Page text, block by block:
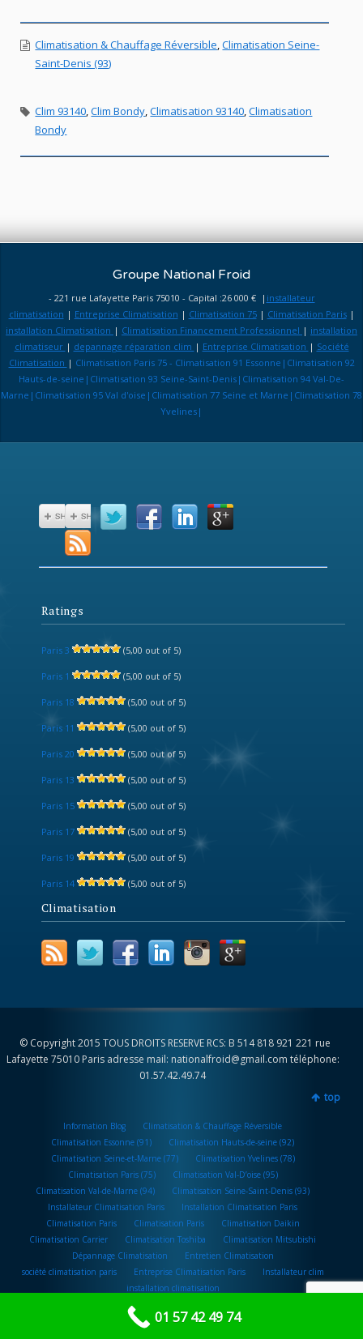
Climatisation & Chauffage Réversible ,Climatisation Seine-
Saint-Denis (93)
Clim 93140 ,Clim Bondy ,Climatisation 93140 ,Climatisation
Bondy
Groupe National Froid
- 221 rue Lafayette Paris 75010 - Capital :26 000 € | installateur
climatisation | Entreprise Climatisation | Climatisation 75| Climatisation Paris|
installation Climatisation | Climatisation Financement Professionnel | installation
climatiseur | depannage réparation clim | Entreprise Climatisation | Société
Climatisation | Climatisation Paris 75 - Climatisation 91 Essonne|Climatisation 92
Hauts-de-seine|Climatisation 93 Seine-Saint-Denis|Climatisation 94 Val-De-
Marne|Climatisation 95 Val d'oise|Climatisation 77 Seine et Marne|Climatisation 78
Yvelines|
Ratings
Paris 3 (5,00 out of 5)
Paris 1 (5,00 out of 5)
Paris 18 (5,00 out of 5)
Paris 11 (5,00 out of 5)
Paris 20 (5,00 out of 5)
Paris 13 (5,00 out of 5)
Paris 15 (5,00 out of 5)
Paris 17 (5,00 out of 5)
Paris 19 (5,00 out of 5)
Paris 14 (5,00 out of 5)
Climatisation
© Copyright 2015 TOUS DROITS RESERVE RCS: B 514 818 921 221 rue
Lafayette 75010 Paris adresse mail: nationalfroid@gmail.com téléphone:
01.57.42.49.74
top
Information Blog
Climatisation & Chauffage Réversible
Climatisation Essonne (91)
Climatisation Hauts-de-seine (92)
Climatisation Seine-et-Marne (77)
Climatisation Yvelines (78)
Climatisation Paris (75)
Climatisation Val-D’oise (95)
Climatisation Val-de-Marne (94)
Climatisation Seine-Saint-Denis (93)
Installateur Climatisation Paris
Installation Climatisation Paris
Climatisation Paris
Climatisation Paris
Climatisation Daikin
Climatisation Carrier
Climatisation Toshiba
Climatisation Mitsubishi
Dépannage Climatisation
Entretien Climatisation
société climatisation paris
Entreprise Climatisation Paris
Installateur clim
installation climatisation
01 57 42 49 74